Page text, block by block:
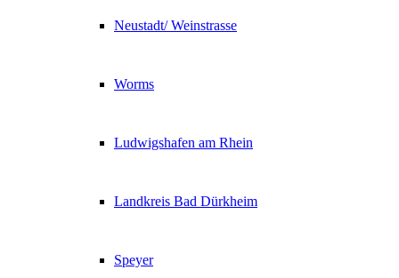
Neustadt/ Weinstrasse
Worms
Ludwigshafen am Rhein
Landkreis Bad Dürkheim
Speyer